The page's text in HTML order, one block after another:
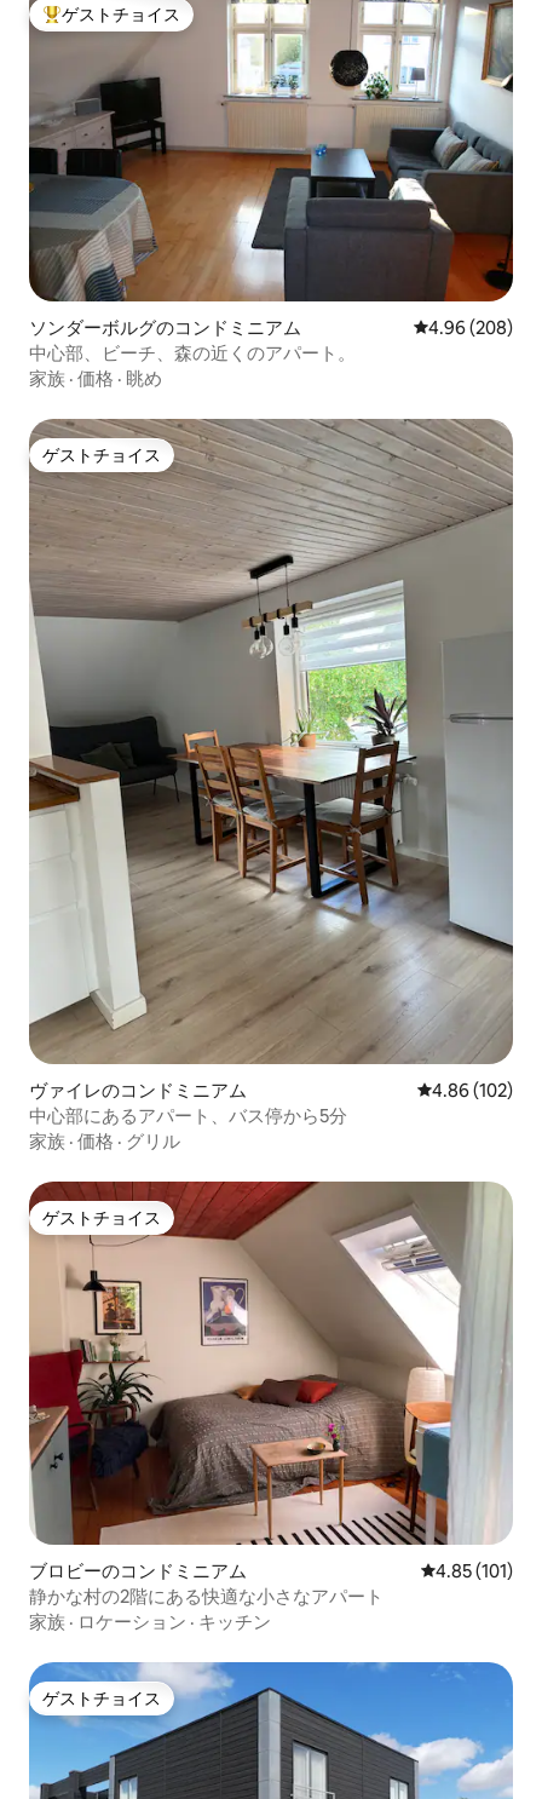
大好評のゲストチョイスです。
ゲストチョイス
ソンダーボルグのコンドミニアム レビュー208
4.96 (208)
中心部、ビーチ、森の近くのアパート。
家族 · 価格 · 眺め
ゲストチョイス
ゲストチョイス
ヴァイレのコンドミニアム レビュー102
4.86 (102)
中心部にあるアパート、バス停から5分
家族 · 価格 · グリル
ゲストチョイス
ゲストチョイス
ブロビーのコンドミニアム レビュー101
4.85 (101)
静かな村の2階にある快適な小さなアパート
家族 · ロケーション · キッチン
ゲストチョイス
ゲストチョイス